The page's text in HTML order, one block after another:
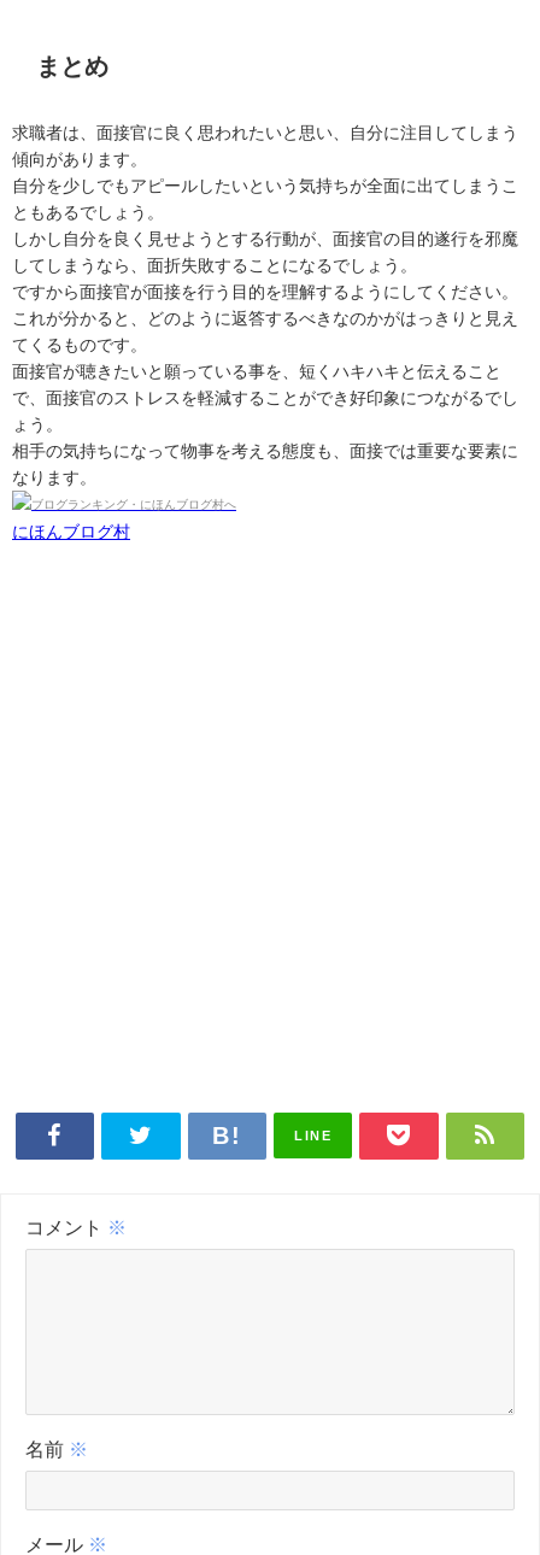
まとめ
求職者は、面接官に良く思われたいと思い、自分に注目してしまう
傾向があります。
自分を少しでもアピールしたいという気持ちが全面に出てしまうこ
ともあるでしょう。
しかし自分を良く見せようとする行動が、面接官の目的遂行を邪魔
してしまうなら、面折失敗することになるでしょう。
ですから面接官が面接を行う目的を理解するようにしてください。
これが分かると、どのように返答するべきなのかがはっきりと見え
てくるものです。
面接官が聴きたいと願っている事を、短くハキハキと伝えること
で、面接官のストレスを軽減することができ好印象につながるでし
ょう。
相手の気持ちになって物事を考える態度も、面接では重要な要素に
なります。
にほんブログ村
LINE
コメント ※
名前 ※
メール ※